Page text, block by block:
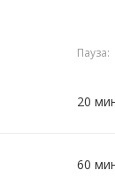
Пауза:
20
60